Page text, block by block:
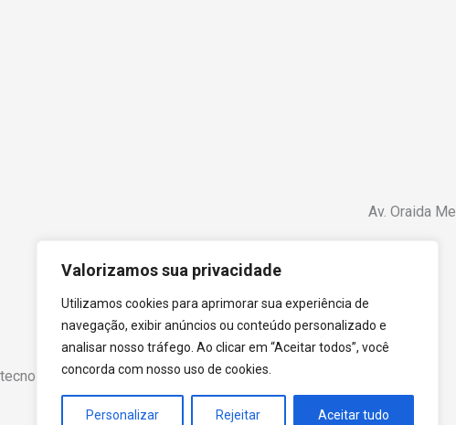
Valorizamos sua privacidade
Utilizamos cookies para aprimorar sua experiência de
navegação, exibir anúncios ou conteúdo personalizado e
analisar nosso tráfego. Ao clicar em “Aceitar todos”, você
concorda com nosso uso de cookies.
Personalizar Rejeitar Aceitar tudo
Av. Oraida
tecnoPARQ © 2021 porDigital Pixel